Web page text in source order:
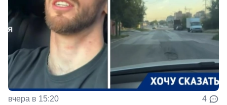
вчера в 15:20 4